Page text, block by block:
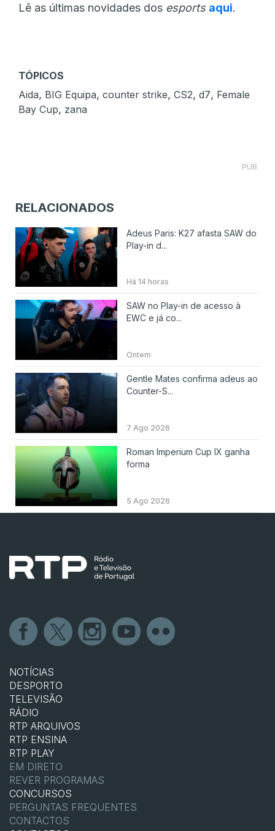
Lê as últimas novidades dos esports aqui.
TÓPICOS
Aida, BIG Equipa, counter strike, CS2, d7, Female
Bay Cup, zana
PUB
RELACIONADOS
Adeus Paris: K27 afasta SAW do
Play-in d...
Há 14 horas
SAW no Play-in de acesso à
EWC e já co...
Ontem
Gentle Mates confirma adeus ao
Counter-S...
7 Ago 2026
Roman Imperium Cup IX ganha
forma
5 Ago 2026
NOTÍCIAS
DESPORTO
TELEVISÃO
RÁDIO
RTP ARQUIVOS
RTP ENSINA
RTP PLAY
EM DIRETO
REVER PROGRAMAS
CONCURSOS
PERGUNTAS FREQUENTES
CONTACTOS